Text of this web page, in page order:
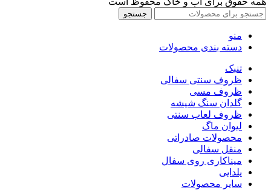
جستجو
منو
دسته بندی محصولات
تنبک
ظروف سنتی سفالی
ظروف مسی
گلدان سنگ شیشه
ظروف لعاب سنتی
لیوان ماگ
محصولات صادراتی
منقل سفالی
میناکاری روی سفال
یلدایی
سایر محصولات